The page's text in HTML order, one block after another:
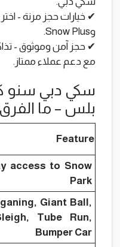
وSnow Plus.
مع دعم عملاء ممتاز.
سكي دبي سنو
بلس – ما
Feature
access to Snow
Park
Giant Ball,
Tube Run,
Bumper Car